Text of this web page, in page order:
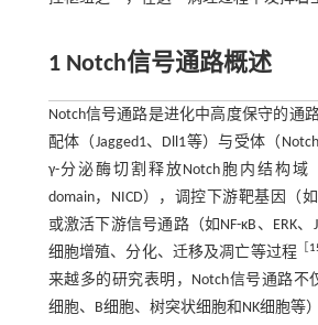
1 Notch信号通路概述
Notch信号通路是进化中高度保守的通
配体（Jagged1、Dll1等）与受体（
γ-分泌酶切割释放Notch胞内结构域
domain，NICD），调控下游靶基因（
或激活下游信号通路（如NF-κB、ERK
细胞增殖、分化、迁移及凋亡等过程
来越多的研究表明，Notch信号通路不
细胞、B细胞、树突状细胞和NK细胞等